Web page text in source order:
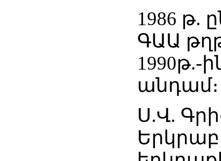
1986 թ.
ԳԱԱ
1990թ.-
անդամ։
Ս.Վ.